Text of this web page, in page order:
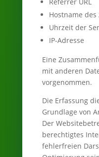
Hostname
Uhrzeit der
IP-Adresse
Eine
mit anderen
vorgenommen.
Die Erfassung
Grundlage von
Der
berechtigtes
fehlerfreien